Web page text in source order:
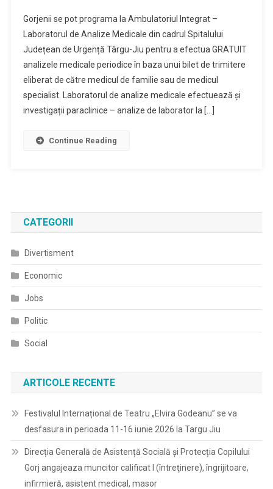
Gorjenii se pot programa la Ambulatoriul Integrat –
Laboratorul de Analize Medicale din cadrul Spitalului
Județean de Urgență Târgu-Jiu pentru a efectua GRATUIT
analizele medicale periodice în baza unui bilet de trimitere
eliberat de către medicul de familie sau de medicul
specialist. Laboratorul de analize medicale efectuează și
investigații paraclinice – analize de laborator la […]
Continue Reading
CATEGORII
Divertisment
Economic
Jobs
Politic
Social
ARTICOLE RECENTE
Festivalul Internațional de Teatru „Elvira Godeanu” se va
desfasura in perioada 11-16 iunie 2026 la Targu Jiu
Direcția Generală de Asistență Socială și Protecția Copilului
Gorj angajeaza muncitor calificat I (întreţinere), îngrijitoare,
infirmieră, asistent medical, masor